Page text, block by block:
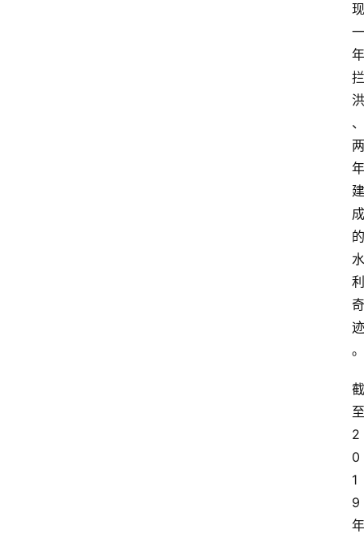
现
一
年
拦
洪
、
两
年
建
成
的
水
利
奇
迹
。
截
至
2
0
1
9
年